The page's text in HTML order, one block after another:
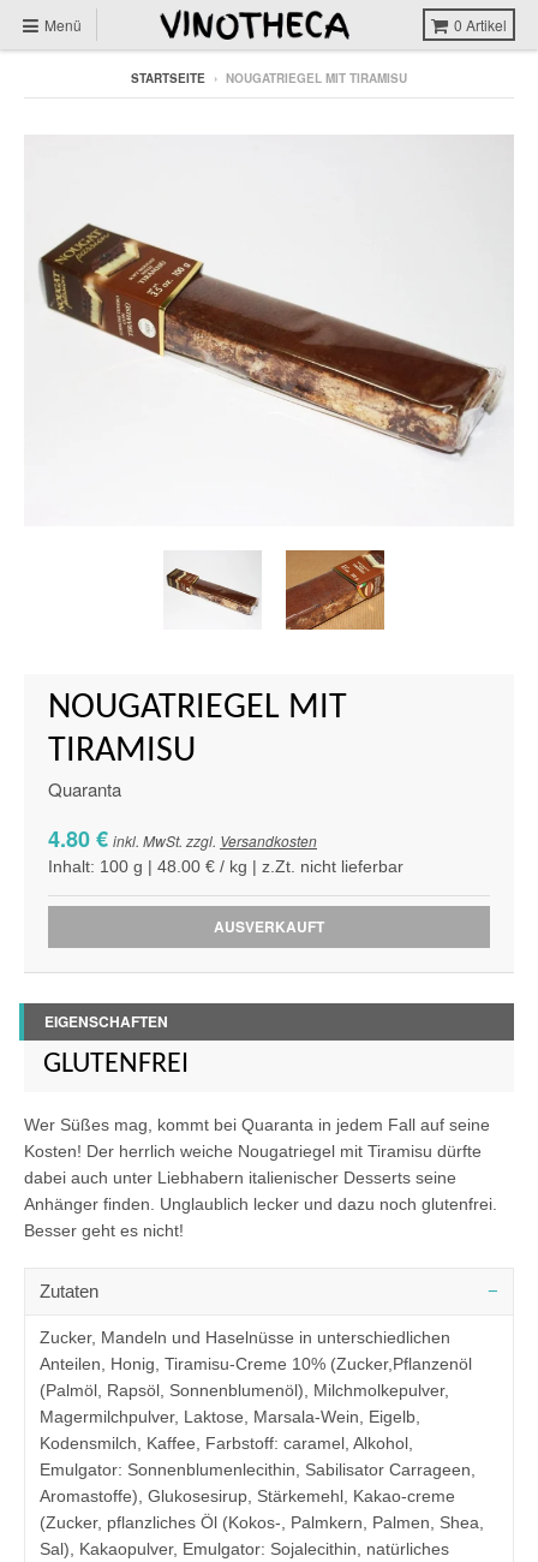
Menü 0 Artikel
STARTSEITE › NOUGATRIEGEL MIT TIRAMISU
NOUGATRIEGEL MIT
TIRAMISU
Quaranta
4.80 € inkl. MwSt. zzgl. Versandkosten
Inhalt: 100 g | 48.00 € / kg | z.Zt. nicht lieferbar
AUSVERKAUFT
EIGENSCHAFTEN
GLUTENFREI
Wer Süßes mag, kommt bei Quaranta in jedem Fall auf seine
Kosten! Der herrlich weiche Nougatriegel mit Tiramisu dürfte
dabei auch unter Liebhabern italienischer Desserts seine
Anhänger finden. Unglaublich lecker und dazu noch glutenfrei.
Besser geht es nicht!
Zutaten
Zucker, Mandeln und Haselnüsse in unterschiedlichen
Anteilen, Honig, Tiramisu-Creme 10% (Zucker,Pflanzenöl
(Palmöl, Rapsöl, Sonnenblumenöl), Milchmolkepulver,
Magermilchpulver, Laktose, Marsala-Wein, Eigelb,
Kodensmilch, Kaffee, Farbstoff: caramel, Alkohol,
Emulgator: Sonnenblumenlecithin, Sabilisator Carrageen,
Aromastoffe), Glukosesirup, Stärkemehl, Kakao-creme
(Zucker, pflanzliches Öl (Kokos-, Palmkern, Palmen, Shea,
Sal), Kakaopulver, Emulgator: Sojalecithin, natürliches